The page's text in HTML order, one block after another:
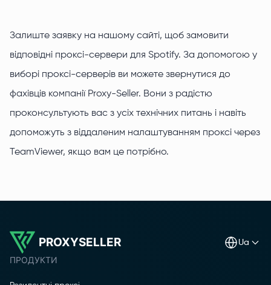
Залиште заявку на нашому сайті, щоб замовити
відповідні проксі-сервери для Spotify. За допомогою у
виборі проксі-серверів ви можете звернутися до
фахівців компанії Proxy-Seller. Вони з радістю
проконсультують вас з усіх технічних питань і навіть
допоможуть з віддаленим налаштуванням проксі через
TeamViewer, якщо вам це потрібно.
PROXYSELLER ua
ПРОДУКТИ